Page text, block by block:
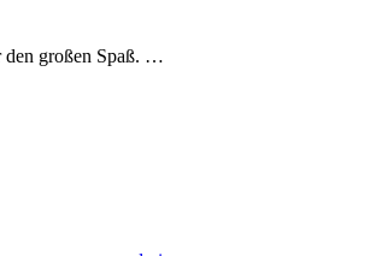
großen Spaß. …